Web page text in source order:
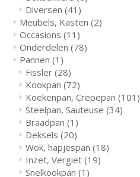
Diversen (41)
Meubels, Kasten (2)
Occasions (11)
Onderdelen (78)
Pannen (1)
Fissler (28)
Kookpan (72)
Koekenpan, Crepepan (101)
Steelpan, Sauteuse (34)
Braadpan (1)
Deksels (20)
Wok, hapjespan (18)
Inzet, Vergiet (19)
Snelkookpan (1)